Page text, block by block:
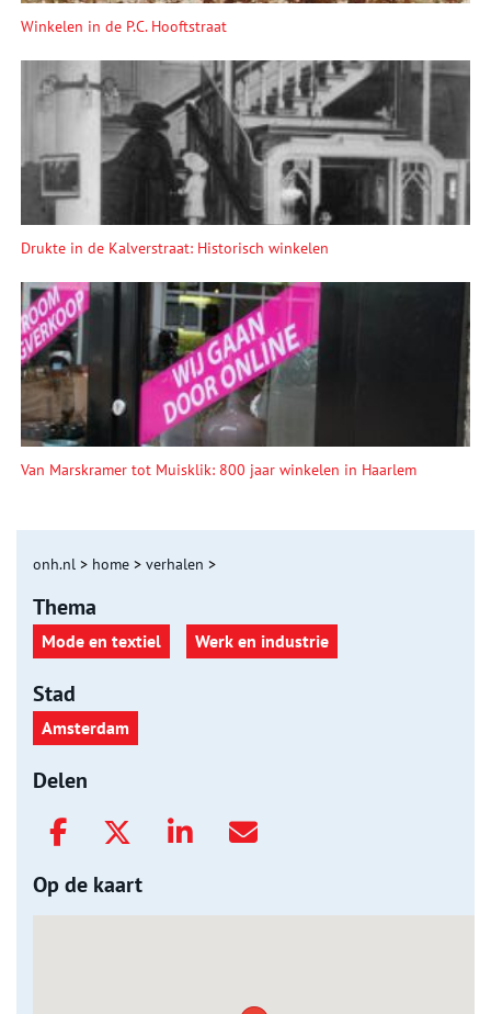
Winkelen in de P.C. Hooftstraat
Drukte in de Kalverstraat: Historisch winkelen
Van Marskramer tot Muisklik: 800 jaar winkelen in Haarlem
onh.nl > home > verhalen >
Thema
Mode en textiel Werk en industrie
Stad
Amsterdam
Delen
Op de kaart